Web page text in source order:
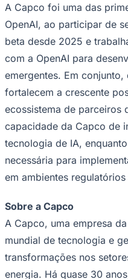
Times - Ir direto
A Capco foi uma das
OpenAI, ao participar de
beta desde 2025 e
com a OpenAI para
emergentes. Em
fortalecem a crescente
ecossistema de parceiros
capacidade da Capco de
tecnologia de IA,
necessária para
em ambientes
Sobre a Capco
A Capco, uma empresa
mundial de tecnologia e
transformações nos
energia. Há quase 30